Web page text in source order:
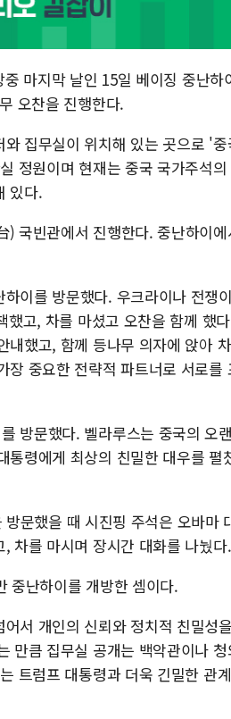
마지막 날인 15일 베이징 중난하
오찬을 진행한다.
집무실이 위치해 있는 곳으로 '중
정원이며 현재는 중국 국가주석의
있다.
국빈관에서 진행한다. 중난하이에
이를 방문했다. 우크라이나 전쟁
했고, 차를 마셨고 오찬을 함께 했
내했고, 함께 등나무 의자에 앉아
장 중요한 전략적 파트너로 서로를
방문했다. 벨라루스는 중국의 오
통령에게 최상의 친밀한 대우를 펼
문했을 때 시진핑 주석은 오바마
차를 마시며 장시간 대화를 나눴다.
중난하이를 개방한 셈이다.
서 개인의 신뢰와 정치적 친밀성
만큼 집무실 공개는 백악관이나 청
트럼프 대통령과 더욱 긴밀한 관